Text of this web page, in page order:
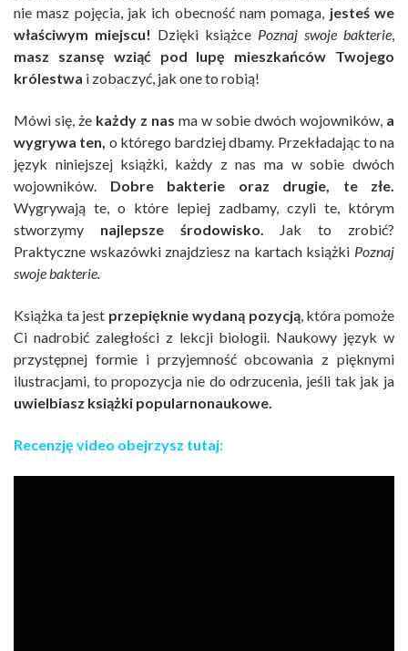
nie masz pojęcia, jak ich obecność nam pomaga, jesteś we
właściwym miejscu! Dzięki książce Poznaj swoje bakterie,
masz szansę wziąć pod lupę mieszkańców Twojego
królestwa i zobaczyć, jak one to robią!
Mówi się, że każdy z nas ma w sobie dwóch wojowników, a
wygrywa ten, o którego bardziej dbamy. Przekładając to na
język niniejszej książki, każdy z nas ma w sobie dwóch
wojowników. Dobre bakterie oraz drugie, te złe.
Wygrywają te, o które lepiej zadbamy, czyli te, którym
stworzymy najlepsze środowisko. Jak to zrobić?
Praktyczne wskazówki znajdziesz na kartach książki Poznaj
swoje bakterie.
Książka ta jest przepięknie wydaną pozycją, która pomoże
Ci nadrobić zaległości z lekcji biologii. Naukowy język w
przystępnej formie i przyjemność obcowania z pięknymi
ilustracjami, to propozycja nie do odrzucenia, jeśli tak jak ja
uwielbiasz książki popularnonaukowe.
Recenzję video obejrzysz tutaj: